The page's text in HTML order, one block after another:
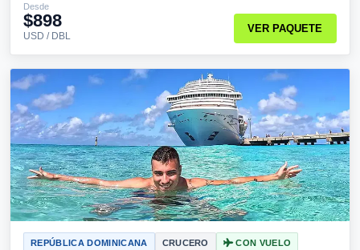
Desde
$898
USD / DBL
VER PAQUETE
REPÚBLICA DOMINICANA CRUCERO CON VUELO